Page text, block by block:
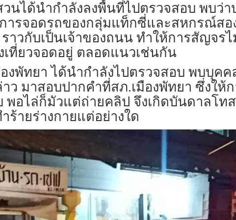
นได้นำกำลังลงพื้นที่ไปตรวจสอบ พบว่า
ารจอดรถของกลุ่มแท็กซี่และสหกรณ์สอ
าวกับเป็นเจ้าของถนน ทำให้การสัญจร
ที่ยวจอดอยู่ ตลอดแนวเช่นกัน
พัทยา ได้นำกำลังไปตรวจสอบ พบบุค
มาสอบปากคำที่สภ.เมืองพัทยา ซึ่งให้ก
อไล่ก็มัวแต่ถ่ายคลิป จึงเกิดบันดาลโทส
ร้ายร่างกายแต่อย่างใด